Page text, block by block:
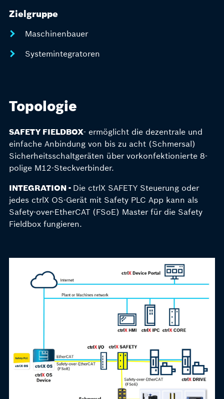
Zielgruppe
Maschinenbauer
Systemintegratoren
Topologie
SAFETY FIELDBOX- ermöglicht die dezentrale und
einfache Anbindung von bis zu acht (Schmersal)
Sicherheitsschaltgeräten über vorkonfektionierte 8-
polige M12-Steckverbinder.
INTEGRATION - Die ctrlX SAFETY Steuerung oder
jedes ctrlX OS-Gerät mit Safety PLC App kann als
Safety-over-EtherCAT (FSoE) Master für die Safety
Fieldbox fungieren.